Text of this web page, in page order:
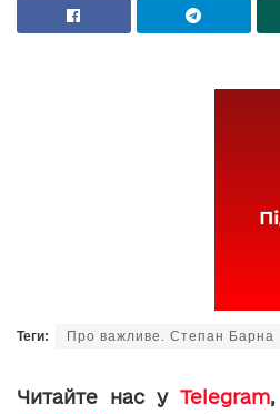
Теги: Про важливе. Степан Барна
Читайте нас у Telegram,